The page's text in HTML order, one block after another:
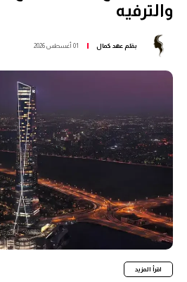
والترفيه
بقلم عهد كمال 01 أغسطس 2026
اقرأ المزيد